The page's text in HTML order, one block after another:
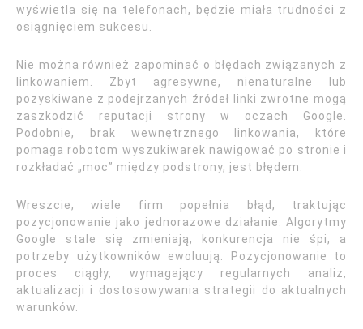
wyświetla się na telefonach, będzie miała trudności z
osiągnięciem sukcesu.
Nie można również zapominać o błędach związanych z
linkowaniem. Zbyt agresywne, nienaturalne lub
pozyskiwane z podejrzanych źródeł linki zwrotne mogą
zaszkodzić reputacji strony w oczach Google.
Podobnie, brak wewnętrznego linkowania, które
pomaga robotom wyszukiwarek nawigować po stronie i
rozkładać „moc” między podstrony, jest błędem.
Wreszcie, wiele firm popełnia błąd, traktując
pozycjonowanie jako jednorazowe działanie. Algorytmy
Google stale się zmieniają, konkurencja nie śpi, a
potrzeby użytkowników ewoluują. Pozycjonowanie to
proces ciągły, wymagający regularnych analiz,
aktualizacji i dostosowywania strategii do aktualnych
warunków.